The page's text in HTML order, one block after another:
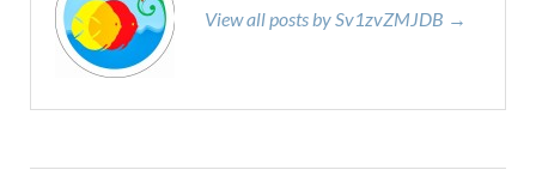
View all posts by Sv1zvZMJDB →